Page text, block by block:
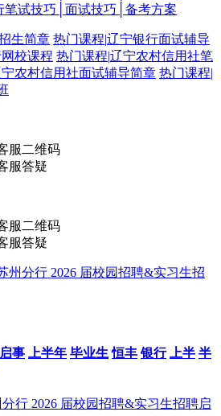
笔试技巧│面试技巧│备考方案
生简章 热门课程|辽宁银行面试辅导
校课程 热门课程|辽宁农村信用社笔
农村信用社面试辅导简章 热门课程|
服二维码
服答疑
服二维码
服答疑
州分行 2026 届校园招聘&实习生招
事 上半年 毕业生 恒丰 银行 上半 半
行 2026 届校园招聘&实习生招聘启